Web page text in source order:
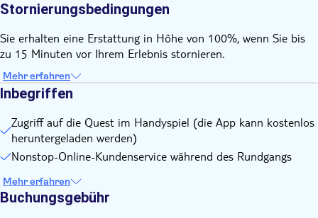
verlassen haben
zu spielen
Stornierungsbedingungen
Sie erhalten eine Erstattung in Höhe von 100%, wenn Sie bis
zu 15 Minuten vor Ihrem Erlebnis stornieren.
Mehr erfahren
Inbegriffen
Zugriff auf die Quest im Handyspiel (die App kann kostenlos
heruntergeladen werden)
Nonstop-Online-Kundenservice während des Rundgangs
Mehr erfahren
Buchungsgebühr